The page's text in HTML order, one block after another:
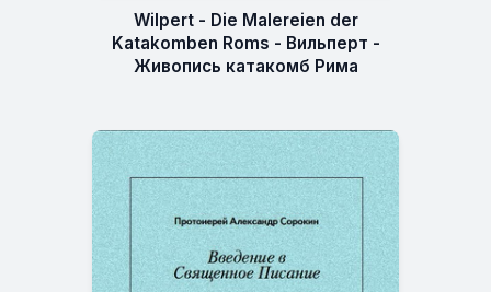
Wilpert - Die Malereien der
Katakomben Roms - Вильперт -
Живопись катакомб Рима